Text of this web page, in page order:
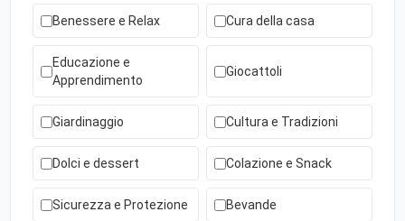
Benessere e Relax Cura della casa
Educazione e
Apprendimento
Giocattoli
Giardinaggio Cultura e Tradizioni
Dolci e dessert Colazione e Snack
Sicurezza e Protezione Bevande